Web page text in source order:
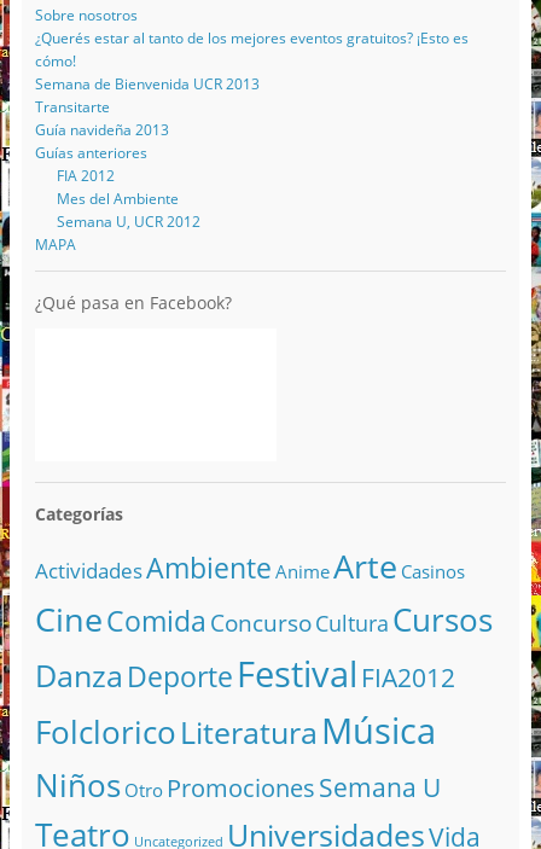
Sobre nosotros
¿Querés estar al tanto de los mejores eventos gratuitos? ¡Esto es
cómo!
Semana de Bienvenida UCR 2013
Transitarte
Guía navideña 2013
Guías anteriores
FIA 2012
Mes del Ambiente
Semana U, UCR 2012
MAPA
¿Qué pasa en Facebook?
Categorías
ActividadesAmbiente AnimeArte Casinos
CineComida ConcursoCultura Cursos
Danza DeporteFestival FIA2012
FolcloricoLiteratura Música
Niños Otro PromocionesSemana U
Teatro Uncategorized UniversidadesVida